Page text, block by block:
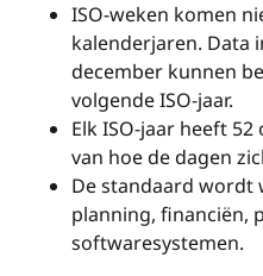
ISO-weken komen
kalenderjaren. Data
december kunnen
volgende ISO-jaar.
Elk ISO-jaar heeft
van hoe de dagen
De standaard
planning, financiën,
softwaresystemen.